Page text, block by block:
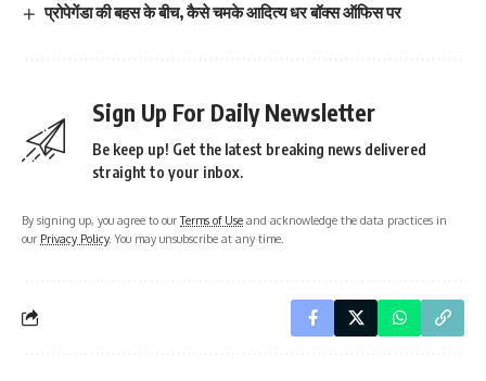
प्रोपेगेंडा की बहस के बीच, कैसे चमके आदित्य धर बॉक्स ऑफिस पर
Sign Up For Daily Newsletter
Be keep up! Get the latest breaking news delivered
straight to your inbox.
By signing up, you agree to ourTerms of Use and acknowledge the data practices in
our Privacy Policy. You may unsubscribe at any time.